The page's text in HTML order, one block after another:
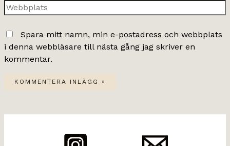
Webbplats
Spara mitt namn, min e-postadress och webbplats
i denna webbläsare till nästa gång jag skriver en
kommentar.